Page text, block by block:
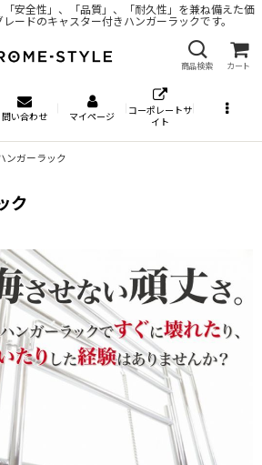
「安全性」、「品質」、「耐久性」を兼ね備えた価
ードのキャスター付きハンガーラックです。
商品検索 カート
問い合わせ マイページ
コーポレートサ
イト
ンガーラック
ク